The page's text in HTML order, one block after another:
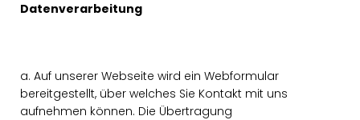
Datenverarbeitung
a. Auf unserer Webseite wird ein Webformular
bereitgestellt, über welches Sie Kontakt mit uns
aufnehmen können. Die Übertragung